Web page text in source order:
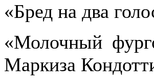
«Бред на два
«Молочный
Маркиза